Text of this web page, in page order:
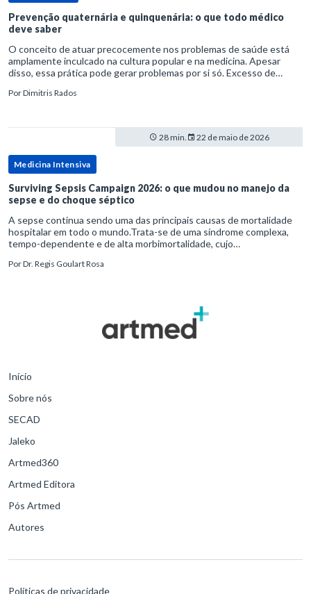
Prevenção quaternária e quinquenária: o que todo médico
deve saber
O conceito de atuar precocemente nos problemas de saúde está
amplamente inculcado na cultura popular e na medicina. Apesar
disso, essa prática pode gerar problemas por si só. Excesso de
PorDimitris Rados
28 min. 22 de maio de 2026
Medicina Intensiva
Surviving Sepsis Campaign 2026: o que mudou no manejo da
sepse e do choque séptico
A sepse continua sendo uma das principais causas de mortalidade
hospitalar em todo o mundo.Trata-se de uma síndrome complexa,
tempo-dependente e de alta morbimortalidade, cujo
para o desfe
PorDr. Regis Goulart Rosa
Início
Sobre nós
SECAD
Jaleko
Artmed360
Artmed Editora
Pós Artmed
Autores
Políticas de privacidade